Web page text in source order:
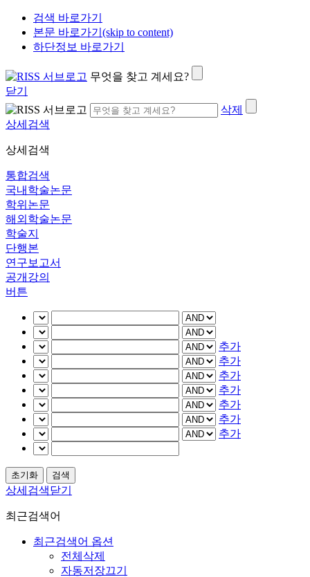
검색 바로가기
본문 바로가기(skip to content)
하단정보 바로가기
무엇을 찾고 계세요?
닫기
삭제
상세검색
상세검색
통합검색
국내학술논문
학위논문
해외학술논문
학술지
단행본
연구보고서
공개강의
버튼
추가
추가
추가
추가
추가
추가
추가
상세검색닫기
최근검색어
최근검색어 옵션
전체삭제
자동저장끄기